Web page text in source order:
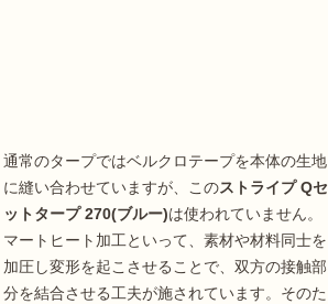
通常のタープではベルクロテープを本体の生地
に縫い合わせていますが、このストライプ Qセ
ットタープ 270(ブルー)は使われていません。
マートヒート加工といって、素材や材料同士を
加圧し変形を起こさせることで、双方の接触部
分を結合させる工夫が施されています。そのた